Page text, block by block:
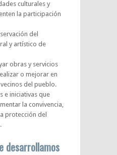
culturales y
la participación
del
y artístico de
obras y servicios
o mejorar en
del pueblo.
e iniciativas que
la convivencia,
protección del
desarrollamos